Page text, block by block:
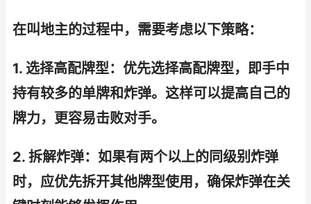
在叫地主的过程中，需要考虑以下策略：
1. 选择高配牌型：优先选择高配牌型，即手中
持有较多的单牌和炸弹。这样可以提高自己的
牌力，更容易击败对手。
2. 拆解炸弹：如果有两个以上的同级别炸弹
时，应优先拆开其他牌型使用，确保炸弹在关